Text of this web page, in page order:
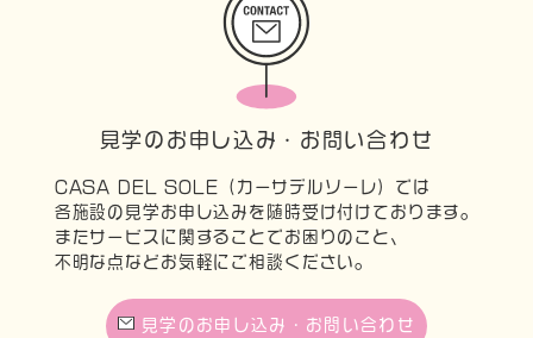
見学のお申し込み・お問い合わせ
CASA DEL SOLE（カーサデルソーレ）では
各施設の見学お申し込みを随時受け付けております。
またサービスに関することでお困りのこと、
不明な点などお気軽にご相談ください。
見学のお申し込み・お問い合わせ